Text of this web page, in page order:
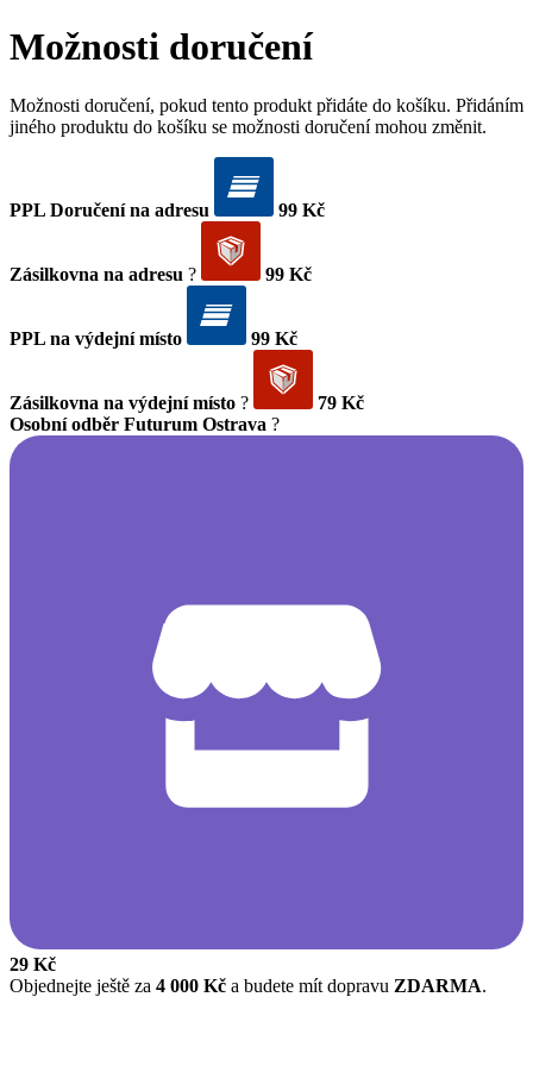
Možnosti doručení
Možnosti doručení, pokud tento produkt přidáte do košíku. Přidáním
jiného produktu do košíku se možnosti doručení mohou změnit.
PPL Doručení na adresu 99 Kč
Zásilkovna na adresu ? 99 Kč
PPL na výdejní místo 99 Kč
Zásilkovna na výdejní místo ?
79 Kč
Osobní odběr Futurum Ostrava ?
29 Kč
Objednejte ještě za 4 000 Kč a budete mít dopravu ZDARMA.